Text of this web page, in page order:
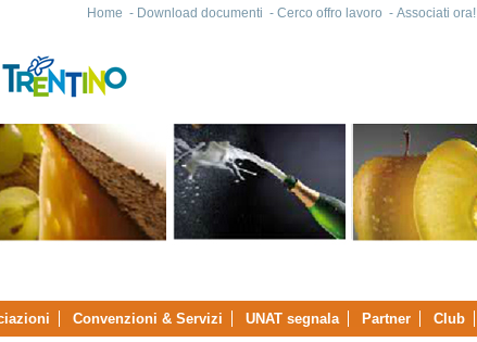
Home - Download documenti - Cerco offro lavoro - Associati ora!
Convenzioni & Servizi UNAT segnala Partner Club